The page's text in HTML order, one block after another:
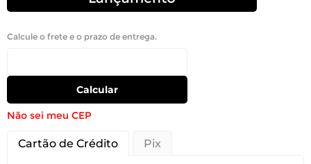
Calcule o frete e o prazo de entrega.
Calcular
Não sei meu CEP
Cartão de Crédito Pix